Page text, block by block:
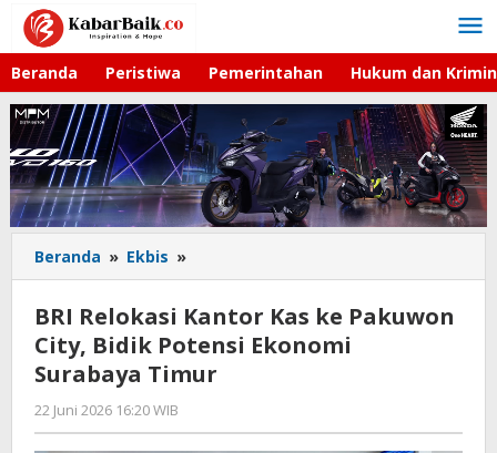
Lewati
konten
Beranda Peristiwa Pemerintahan Hukum dan
Beranda » Ekbis »
Relokasi
Kas
ke
Pakuwon
BRI Relokasi Kantor Kas ke Pakuwon
City, Bidik Potensi Ekonomi
Surabaya Timur
22 Juni 2026 16:20 WIB
Faisal